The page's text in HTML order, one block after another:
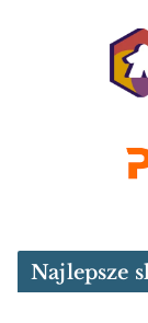
Najlepsze